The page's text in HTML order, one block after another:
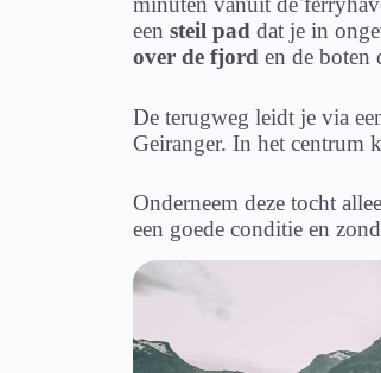
een steil pad dat je in
over de fjord en de boten
De terugweg leidt je via
Geiranger. In het centrum
Onderneem deze tocht
een goede conditie en